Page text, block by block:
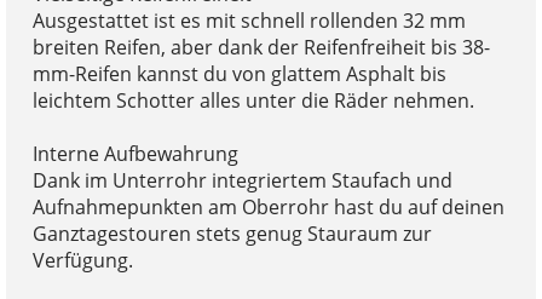
Ausgestattet ist es mit schnell rollenden 32 mm
breiten Reifen, aber dank der Reifenfreiheit bis 38-
mm-Reifen kannst du von glattem Asphalt bis
leichtem Schotter alles unter die Räder nehmen.
Interne Aufbewahrung
Dank im Unterrohr integriertem Staufach und
Aufnahmepunkten am Oberrohr hast du auf deinen
Ganztagestouren stets genug Stauraum zur
Verfügung.